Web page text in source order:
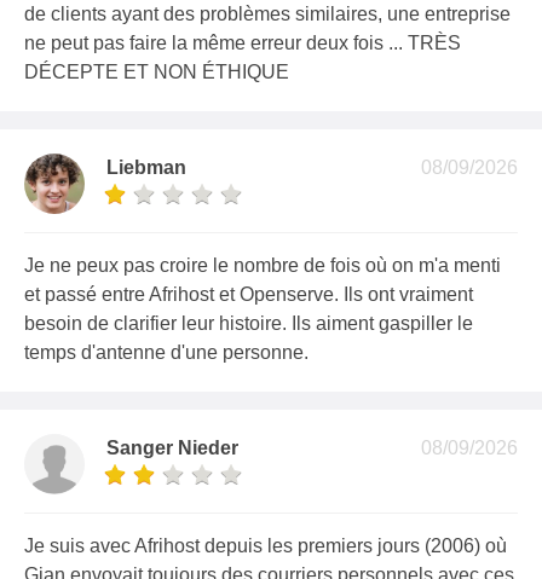
de clients ayant des problèmes similaires, une entreprise
ne peut pas faire la même erreur deux fois ... TRÈS
DÉCEPTE ET NON ÉTHIQUE
08/09/2026
Liebman
Je ne peux pas croire le nombre de fois où on m'a menti
et passé entre Afrihost et Openserve. Ils ont vraiment
besoin de clarifier leur histoire. Ils aiment gaspiller le
temps d'antenne d'une personne.
08/09/2026
Sanger Nieder
Je suis avec Afrihost depuis les premiers jours (2006) où
Gian envoyait toujours des courriers personnels avec ces